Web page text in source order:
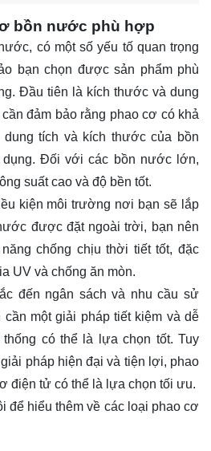
bồn nước phù hợp
có một số yếu tố quan trọng
bạn chọn được sản phẩm phù
Đầu tiên là kích thước và dung
đảm bảo rằng phao cơ có khả
tích và kích thước của bồn
Đối với các bồn nước lớn,
suất cao và độ bền tốt.
kiện môi trường nơi bạn sẽ lắp
được đặt ngoài trời, bạn nên
chống chịu thời tiết tốt, đặc
UV và chống ăn mòn.
đến ngân sách và nhu cầu sử
một giải pháp tiết kiệm và dễ
có thể là lựa chọn tốt. Tuy
pháp hiện đại và tiện lợi, phao
điện tử có thể là lựa chọn tối ưu.
để hiểu thêm về các loại phao cơ